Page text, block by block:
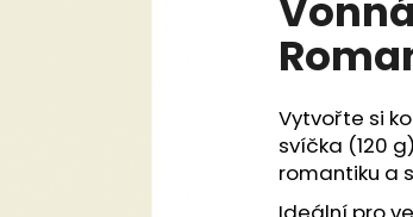
Vytvořte si
svíčka (120
romantiku a